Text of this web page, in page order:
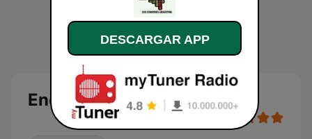
Energy Dance FM en vivo
DESCARGAR APP